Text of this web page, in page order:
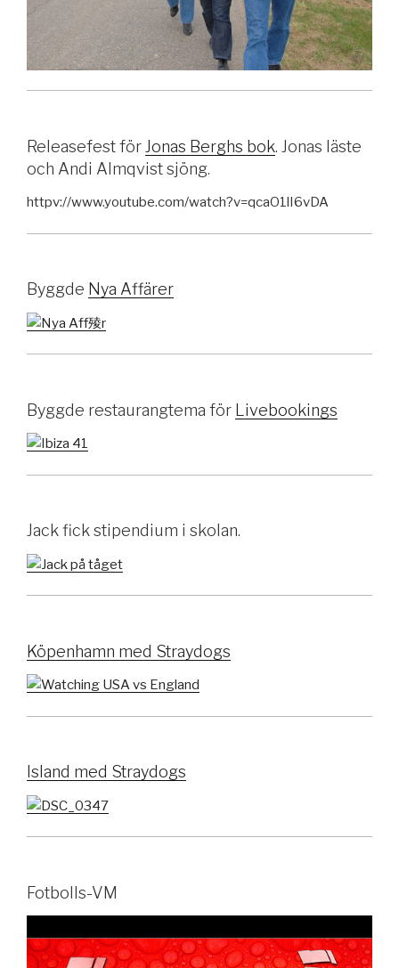
Releasefest förJonas Berghs bok. Jonas läste
och Andi Almqvist sjöng.
httpv://www.youtube.com/watch?v=qcaO1lI6vDA
Byggde Nya Affärer
Byggde restaurangtema för Livebookings
Jack fick stipendium i skolan.
Köpenhamn med Straydogs
Island med Straydogs
Fotbolls-VM